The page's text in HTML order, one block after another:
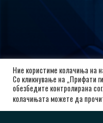
Ние користиме колачиња на
Со кликнување на „Прифати
обезбедите контролирана
колачињата можете да